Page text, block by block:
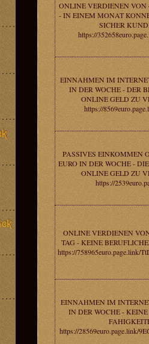
ONLINE VERDIENEN VON
- IN EINEM MONAT
SICHER
https://
EINNAHMEN IM
IN DER WOCHE - DER
ONLINE GELD ZU
https://
PASSIVES EINKOMMEN
EURO IN DER WOCHE -
ONLINE GELD ZU
https://
ONLINE VERDIENEN
TAG - KEINE
https://758965euro.page.link/
EINNAHMEN IM
IN DER WOCHE -
https://28569euro.page.link/